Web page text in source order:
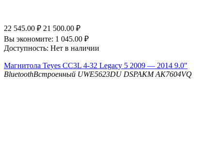
22 545.00 ₽ 21 500.00 ₽
Вы экономите: 1 045.00 ₽
Доступность: Нет в наличии
Магнитола Teyes CC3L 4-32 Legacy 5 2009 — 2014 9.0"
BluetoothВстроенный UWE5623DU DSPAKM AK7604VQ